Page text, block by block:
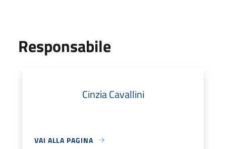
Responsabile
Cinzia Cavallini
VAI ALLA PAGINA